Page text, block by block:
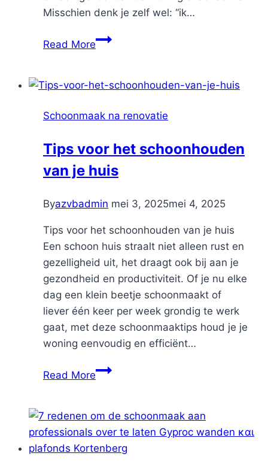
Misschien denk je zelf wel: “ik…
Read MoreHoe
een
woning
een
drukke
Schoonmaak na renovatie
Tips voor het schoonhouden
van je huis
Byazvbadmin mei 3, 2025mei 4, 2025
Tips voor het schoonhouden van je huis
Een schoon huis straalt niet alleen rust en
gezelligheid uit, het draagt ook bij aan je
gezondheid en productiviteit. Of je nu elke
dag een klein beetje schoonmaakt of
liever één keer per week grondig te werk
gaat, met deze schoonmaaktips houd je je
woning eenvoudig en efficiënt…
Read MoreTips
schoonhouden
van
je